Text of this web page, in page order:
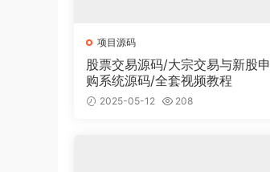
项目源码
股票交易源码/大宗交易与新股申
购系统源码/全套视频教程
2025-05-12 208